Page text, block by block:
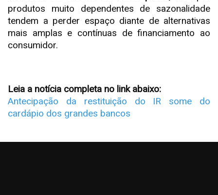
produtos muito dependentes de sazonalidade
tendem a perder espaço diante de alternativas
mais amplas e contínuas de financiamento ao
consumidor.
Leia a notícia completa no link abaixo:
Antecipação da restituição do IR some do
cardápio dos grandes bancos